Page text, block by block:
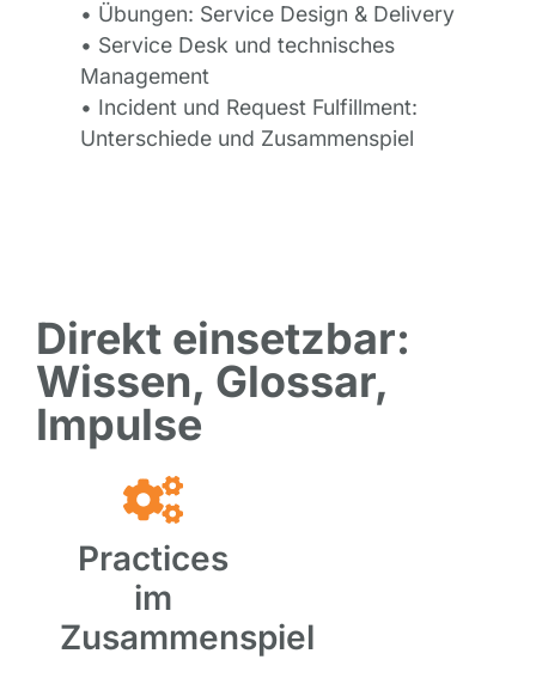
• Übungen: Service Design & Delivery
• Service Desk und technisches
Management
• Incident und Request Fulfillment:
Unterschiede und Zusammenspiel
Direkt einsetzbar:
Wissen, Glossar,
Impulse
Practices
im
Zusammenspiel